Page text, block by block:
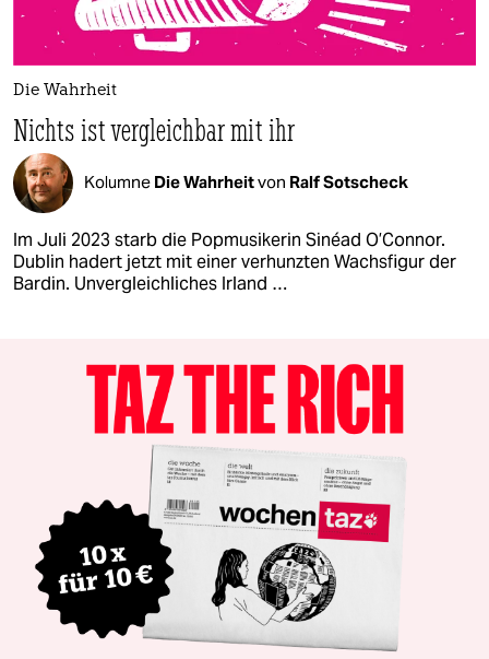
Die Wahrheit
Nichts ist vergleichbar mit ihr
Kolumne Die Wahrheitvon Ralf Sotscheck
Im Juli 2023 starb die Popmusikerin Sinéad O’Connor.
Dublin hadert jetzt mit einer verhunzten Wachsfigur der
Bardin. Unvergleichliches Irland …